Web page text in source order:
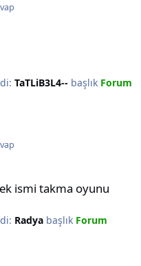
TaTLiB3L4--başlık Forum
ismi takma oyunu
Radyabaşlık Forum